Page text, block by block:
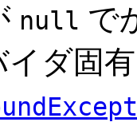
null で
ダ固